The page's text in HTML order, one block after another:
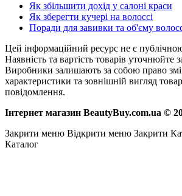
Як збільшити дохід у салоні краси
Як зберегти кучері на волоссі
Поради для завивки та об'єму
Цей інформаційний ресурс не є
Наявність та вартість товарів уточнюйте
Виробники залишають за собою право
характеристики та зовнішній вигляд
повідомлення.
Інтернет магазин BeautyBuy.com.ua ©
Закрити меню Відкрити меню Закрити
Каталог